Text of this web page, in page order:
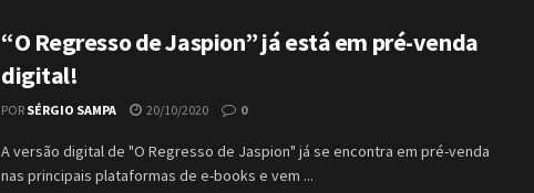
“O Regresso de Jaspion” já está em pré-venda
digital!
POR SÉRGIO SAMPA 20/10/2020 0
A versão digital de "O Regresso de Jaspion" já se encontra em pré-venda
nas principais plataformas de e-books e vem ...